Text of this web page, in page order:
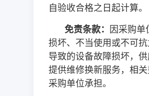
自验收合格之日起计算。
免责条款：
因采购单
损坏、不当使用或不可
导致的设备故障损坏，
提供维修换新服务，相
采购单位承担。